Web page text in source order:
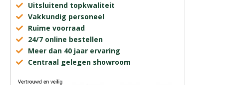
Uitsluitend topkwaliteit
Vakkundig personeel
Ruime voorraad
24/7 online bestellen
Meer dan 40 jaar ervaring
Centraal gelegen showroom